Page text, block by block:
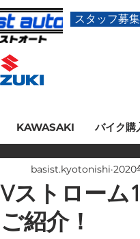
スタッフ募集
KAWASAKI バイク購
Vストローム
ご紹介！
basist.kyotonishi 2020